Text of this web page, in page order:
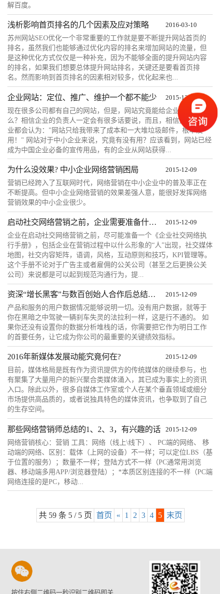
解百度。
浅析影响首页排名的几个因素及应对策略 2016-03-10
苏州网站SEO优化一个非常重要的工作就是要不断提升网站首页的
排名，虽然我们也能够通过优化内容的排名来增加网站的流量，但
是这种优化方式仅仅是一种补充，因为不能够全面的提升网站内容
的排名，如果我们想要总体提升网站排名，关键还是要看首页排
名。然而影响到首页排名的因素相对较多，优化起来也...
企业网站：定位、推广、维护一个都不能少 2015-12-09
现在很多公司都有自己的网站，但是，网站究竟能给企业带来什
么？相信企业的负责人一定会有很多话要说，而且，相信大多数企
业都会认为："网站只给我带来了成本和一大堆垃圾邮件，根本没
用！" 网站对于中小企业来说，究竟有没有用？应该看到，网站已经
成为中国企业必备的宣传用品，有的企业从网站获得...
为什么没效果? 中小企业网络营销困局 2015-12-09
营销已经跨入了互联网时代，网络营销在中小企业中的普及率正在
不断提高。但中小企业网络营销的效果差强人意，能很好发挥网络
营销效果的中小企业很少。
启动社交网络营销之前，企业需要准备什么？ 2015-12-09
​企业在启动社交网络营销之前，尽可能准备一个《企业社交网络执
行手册》，包括企业在营销过程中以什么形象的“人”出现，社交媒体
地图，社交内容矩阵，语调，风格，互动原则和技巧，KPI管理等。
这个手册不论对于广告主或者雇佣的公关公司（甚至之后更换公关
公司）来说都是可以起到规范沟通行为，提...
资深“增长黑客”与数百创始人合作后总结的 9 条工作经验 2015-12-09
产品和服务的用户数据情况能够说明一切。没有用户数据，就等于
你在黑暗之中驾驶一辆刹车失灵的法拉利一样，这是行不通的。 如
果你还没有设置你的数据分析堆栈的话，你需要把它作为明日工作
的首要任务，让它成为你公司的最重要的关键绩效指标。
2016年新媒体发展动能究竟何在? 2015-12-09
目前，媒体格局是既有作为资讯提供方的传统媒体的继续参与，也
有聚集了大量用户的新兴聚合类媒体涌入，其已成为事实上的资讯
入口。除此以外，很多自媒体工作室或个人在某个垂直领域或细分
市场提供高品质的，或者说独具特色的媒体资讯，也争取到了自己
的生存空间。
那些网络营销师总结的1、2、3，有兴趣的话 2015-12-09
网络营销核心：营销 工具：网络（线上\线下）、 PC端的网络、 移
动端的网络、区别：载体（上网的设备）不一样；可以定位LBS（基
于位置的服务）；数量不一样；登陆方式不一样（PC通常用浏览
器、移动端多用APP/浏览器登陆）；*本质区别连接的不一样（PC端
网络连接的是PC，移动...
共 59 条 5 / 5 页 首页 « 1 2 3 4 5 末页